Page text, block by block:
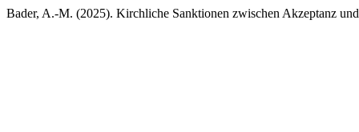
Bader, A.-M. (2025). Kirchliche Sanktionen zwischen Akzeptanz